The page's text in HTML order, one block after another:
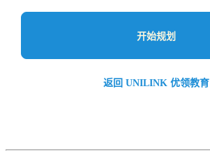
开始规划
返回 UNILINK 优领教育